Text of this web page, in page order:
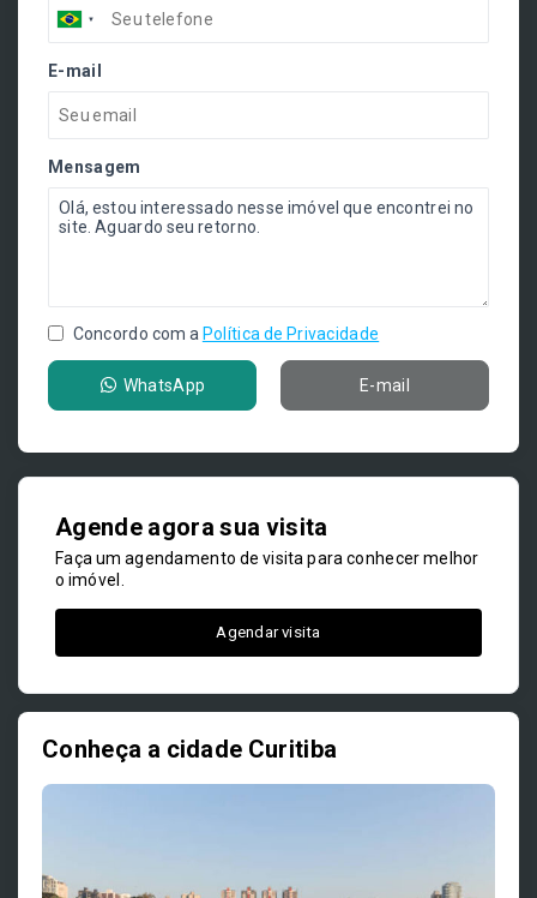
E-mail
Mensagem
Concordo com a Política de Privacidade
WhatsApp E-mail
Agende agora sua visita
Faça um agendamento de visita para conhecer melhor
o imóvel.
Agendar visita
Conheça a cidade Curitiba